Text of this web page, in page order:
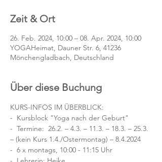
Zeit & Ort
26. Feb. 2024, 10:00 – 08. Apr. 2024, 10:00
YOGAHeimat, Dauner Str. 6, 41236
Mönchengladbach, Deutschland
Über diese Buchung
KURS-INFOS IM ÜBERBLICK:
-  Kursblock "Yoga nach der Geburt"
-  Termine:  26.2. – 4.3. – 11.3. – 18.3. – 25.3.
– (kein Kurs 1.4./Ostermontag) – 8.4.2024
-  6 x montags, 10:00 - 11:15 Uhr